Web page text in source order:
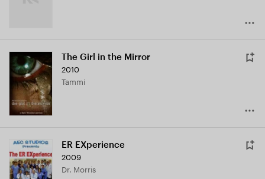
The Girl in the Mirror
2010
Tammi
ER EXperience
2009
Dr. Morris